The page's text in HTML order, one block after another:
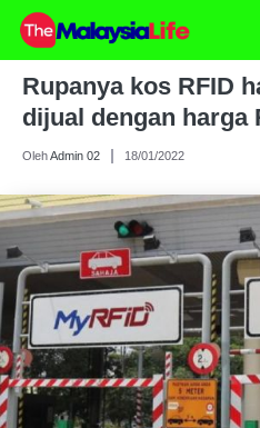
Skip
content
Rupanya kos RFID
dijual dengan harga
OlehAdmin 02 18/01/2022